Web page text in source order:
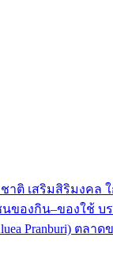
าติ เสริมสิริมงคล
ของกิน–ของใช้ บ
Pranburi) ตลา